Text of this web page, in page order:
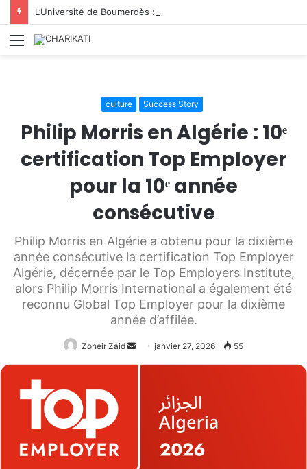
Menu
culture Success Story
Philip Morris en Algérie : 10ᵉ
certification Top Employer
pour la 10ᵉ année
consécutive
Philip Morris en Algérie a obtenu pour la dixième
année consécutive la certification Top Employer
Algérie, décernée par le Top Employers Institute,
alors Philip Morris International a également été
reconnu Global Top Employer pour la dixième
année d’affilée.
Zoheir Zaid
Envoyer
un
janvier 27, 2026 55